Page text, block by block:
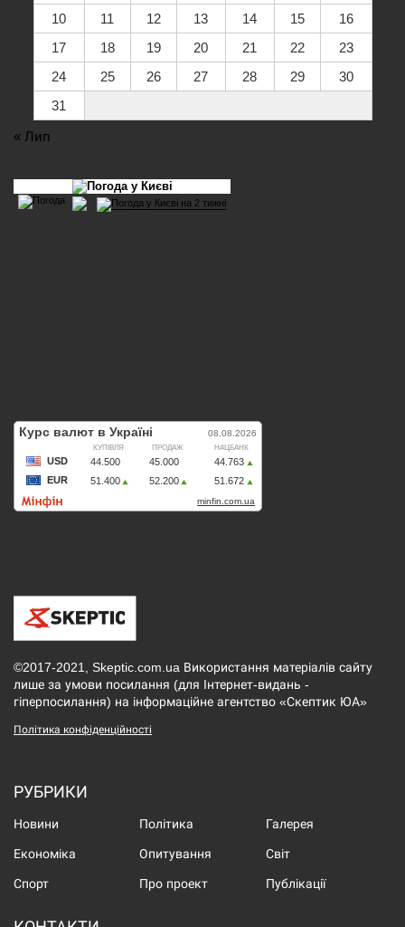
10
11 12 13 14 15
16
17
18 19 20 21 22
23
24
25 26 27 28 29
30
31
« Лип
©2017-2021, Skeptic.com.ua Використання матеріалів сайту
лише за умови посилання (для Інтернет-видань -
гіперпосилання) на інформаційне агентство «Скептик ЮА»
Політика конфіденційності
РУБРИКИ
Новини Політика Галерея
Економіка Опитування Світ
Спорт Про проект Публікації